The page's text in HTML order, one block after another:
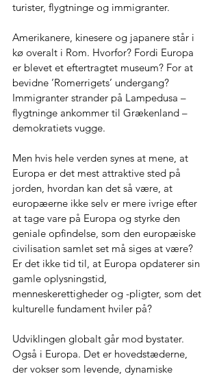
turister, flygtninge og immigranter.
Amerikanere, kinesere og japanere står i
kø overalt i Rom. Hvorfor? Fordi Europa
er blevet et eftertragtet museum? For at
bevidne ’Romerrigets’ undergang?
Immigranter strander på Lampedusa –
flygtninge ankommer til Grækenland –
demokratiets vugge.
Men hvis hele verden synes at mene, at
Europa er det mest attraktive sted på
jorden, hvordan kan det så være, at
europæerne ikke selv er mere ivrige efter
at tage vare på Europa og styrke den
geniale opfindelse, som den europæiske
civilisation samlet set må siges at være?
Er det ikke tid til, at Europa opdaterer sin
gamle oplysningstid,
menneskerettigheder og -pligter, som det
kulturelle fundament hviler på?
Udviklingen globalt går mod bystater.
Også i Europa. Det er hovedstæderne,
der vokser som levende, dynamiske